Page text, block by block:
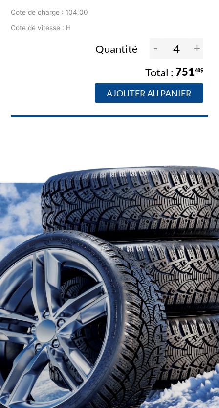
Cote de charge : 104,00
Cote de vitesse : H
Quantité - +
75148$
AJOUTER AU PANIER